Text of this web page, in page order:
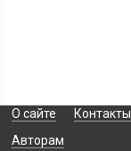
О сайте Контакты
Авторам